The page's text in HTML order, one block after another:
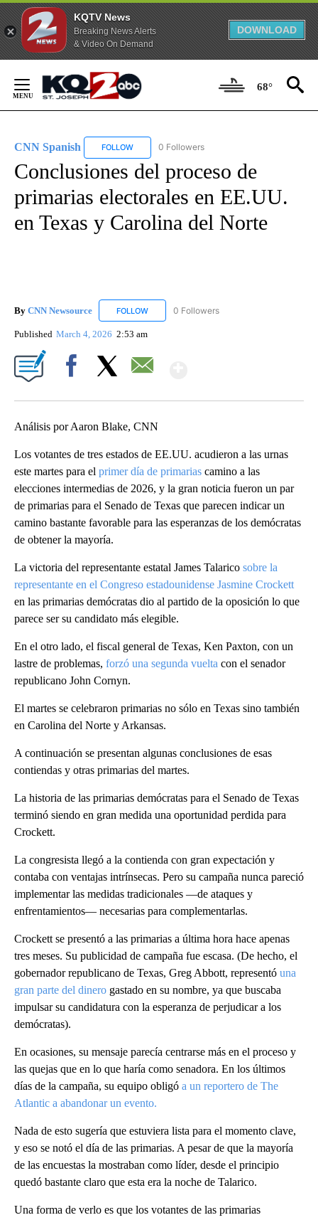
KQTV News
Breaking News Alerts
& Video On Demand
DOWNLOAD
Content
68°
CNN Spanish FOLLOW FOLLOW "CNN SPANISH" TO RECEIVE
0 Followers
Conclusiones del proceso de
primarias electorales en EE.UU.
en Texas y Carolina del Norte
By CNN Newsource FOLLOW FOLLOW "CNN NEWSOURCE" TO RECEIVE
0 Followers
Published March 4, 2026 2:53 am
Análisis por Aaron Blake, CNN
Los votantes de tres estados de EE.UU. acudieron a las urnas
este martes para el primer día de primarias camino a las
elecciones intermedias de 2026, y la gran noticia fueron un par
de primarias para el Senado de Texas que parecen indicar un
camino bastante favorable para las esperanzas de los demócratas
de obtener la mayoría.
La victoria del representante estatal James Talarico sobre la
representante en el Congreso estadounidense Jasmine Crockett
en las primarias demócratas dio al partido de la oposición lo que
parece ser su candidato más elegible.
En el otro lado, el fiscal general de Texas, Ken Paxton, con un
lastre de problemas, forzó una segunda vuelta con el senador
republicano John Cornyn.
El martes se celebraron primarias no sólo en Texas sino también
en Carolina del Norte y Arkansas.
A continuación se presentan algunas conclusiones de esas
contiendas y otras primarias del martes.
La historia de las primarias demócratas para el Senado de Texas
terminó siendo en gran medida una oportunidad perdida para
Crockett.
La congresista llegó a la contienda con gran expectación y
contaba con ventajas intrínsecas. Pero su campaña nunca pareció
implementar las medidas tradicionales —de ataques y
enfrentamientos— necesarias para complementarlas.
Crockett se presentó a las primarias a última hora hace apenas
tres meses. Su publicidad de campaña fue escasa. (De hecho, el
gobernador republicano de Texas, Greg Abbott, representó una
gran parte del dinero gastado en su nombre, ya que buscaba
impulsar su candidatura con la esperanza de perjudicar a los
demócratas).
En ocasiones, su mensaje parecía centrarse más en el proceso y
las quejas que en lo que haría como senadora. En los últimos
días de la campaña, su equipo obligó a un reportero de The
Atlantic a abandonar un evento.
Nada de esto sugería que estuviera lista para el momento clave,
y eso se notó el día de las primarias. A pesar de que la mayoría
de las encuestas la mostraban como líder, desde el principio
quedó bastante claro que esta era la noche de Talarico.
Una forma de verlo es que los votantes de las primarias